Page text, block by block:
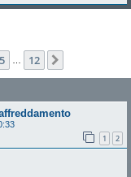
5 12
1 2